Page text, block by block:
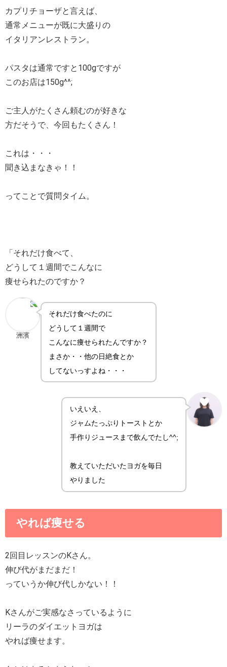
カプリチョーザと言えば、
通常メニューが既に大盛りの
イタリアンレストラン。
パスタは通常ですと100gですが
このお店は150g^^;
ご主人がたくさん頼むのが好きな
方だそうで、今回もたくさん！
これは・・・
聞き込まなきゃ！！
ってことで質問タイム。
「それだけ食べて、
どうして１週間でこんなに
痩せられたのですか？
洲濱
それだけ食べたのに
どうして１週間で
こんなに痩せられたんですか？
まさか・・他の日絶食とか
してないっすよね・・・
いえいえ、
ジャムたっぷりトーストとか
手作りジュースまで飲んでたし^^;
教えていただいたヨガを毎日
やりました
やれば痩せる
2回目レッスンのKさん。
伸び代がまだまだ！
っていうか伸び代しかない！！
Kさんがご実感なさっているように
リーラのダイエットヨガは
やれば痩せます。